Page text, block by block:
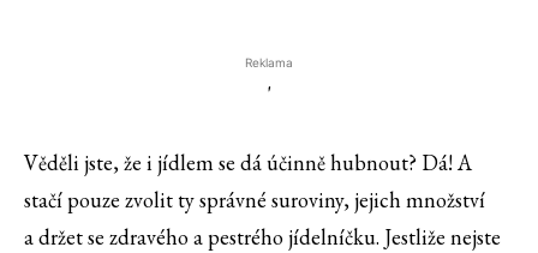
Reklama
'
Věděli jste, že i jídlem se dá účinně hubnout? Dá! A
stačí pouze zvolit ty správné suroviny, jejich množství
a držet se zdravého a pestrého jídelníčku. Jestliže nejste